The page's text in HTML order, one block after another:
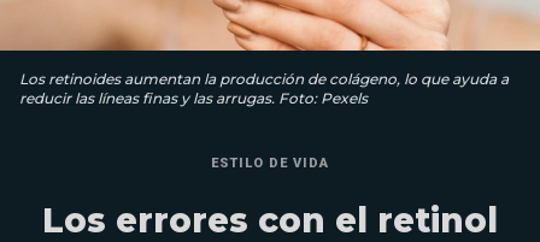
Los retinoides aumentan la producción de colágeno, lo que ayuda a
reducir las líneas finas y las arrugas. Foto: Pexels
ESTILO DE VIDA
Los errores con el retinol